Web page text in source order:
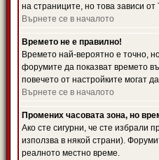
на страниците, но това зависи
Върнете се в началото
Времето не е правилно!
Времето най-вероятно е точно,
форумите да показват времето
повечето от настройките могат
Върнете се в началото
Промених часовата зона, но
Ако сте сигурни, че сте избрали
използва в някой страни).
реалното местно време.